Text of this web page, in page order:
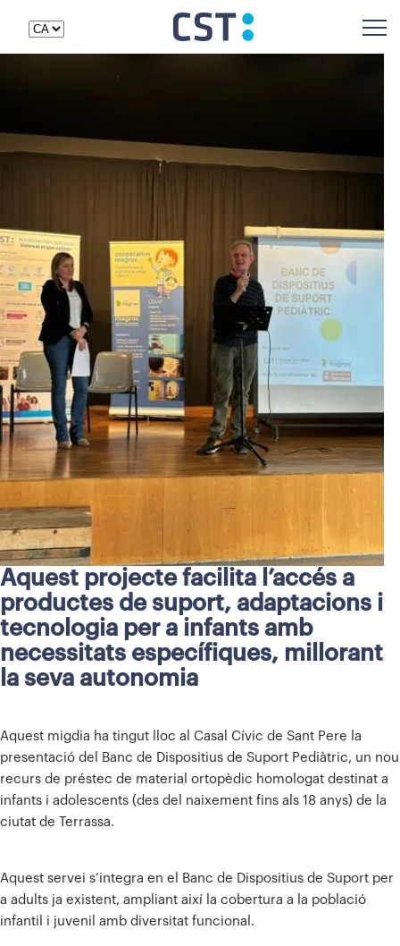
Aquest projecte facilita l’accés a
productes de suport, adaptacions i
tecnologia per a infants amb
necessitats específiques, millorant
la seva autonomia
Aquest migdia ha tingut lloc al Casal Cívic de Sant Pere la
presentació del Banc de Dispositius de Suport Pediàtric, un nou
recurs de préstec de material ortopèdic homologat destinat a
infants i adolescents (des del naixement fins als 18 anys) de la
ciutat de Terrassa.
Aquest servei s’integra en el Banc de Dispositius de Suport per
a adults ja existent, ampliant així la cobertura a la població
infantil i juvenil amb diversitat funcional.